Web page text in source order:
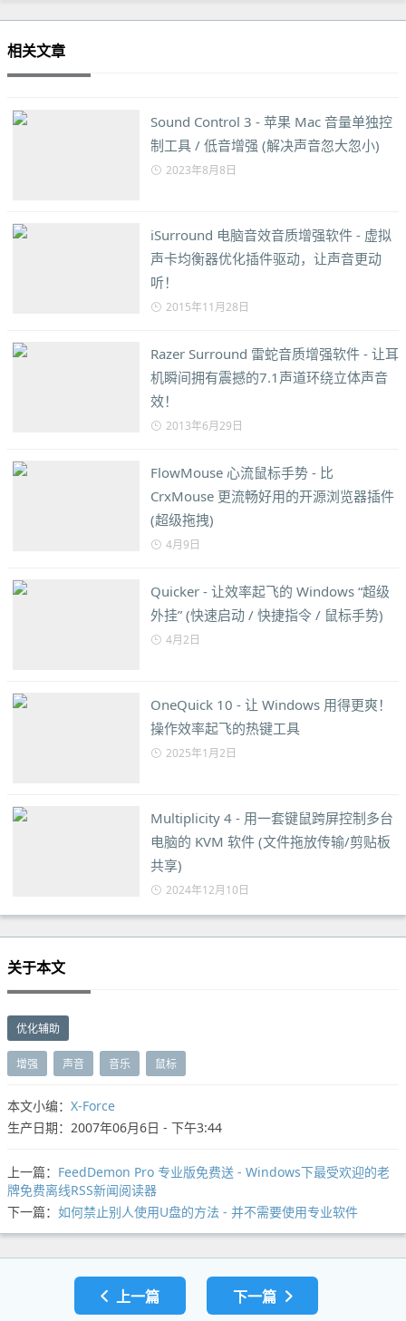
相关文章
Sound Control 3 - 苹果 Mac 音量单独控
制工具 / 低音增强 (解决声音忽大忽小)
2023年8月8日
iSurround 电脑音效音质增强软件 - 虚拟
声卡均衡器优化插件驱动，让声音更动
听！
2015年11月28日
Razer Surround 雷蛇音质增强软件 - 让耳
机瞬间拥有震撼的7.1声道环绕立体声音
效！
2013年6月29日
FlowMouse 心流鼠标手势 - 比
CrxMouse 更流畅好用的开源浏览器插件
(超级拖拽)
4月9日
Quicker - 让效率起飞的 Windows “超级
外挂” (快速启动 / 快捷指令 / 鼠标手势)
4月2日
OneQuick 10 - 让 Windows 用得更爽！
操作效率起飞的热键工具
2025年1月2日
Multiplicity 4 - 用一套键鼠跨屏控制多台
电脑的 KVM 软件 (文件拖放传输/剪贴板
共享)
2024年12月10日
关于本文
优化辅助
增强 声音 音乐 鼠标
本文小编： X-Force
生产日期：2007年06月6日 - 下午3:44
上一篇： FeedDemon Pro 专业版免费送 - Windows下最受欢迎的老
牌免费离线RSS新闻阅读器
下一篇： 如何禁止别人使用U盘的方法 - 并不需要使用专业软件
上一篇 下一篇